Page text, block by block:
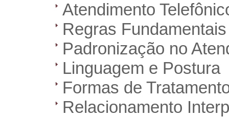
Atendimento
Regras Fundamentais
Padronização no
Linguagem e Postura
Formas de
Relacionamento